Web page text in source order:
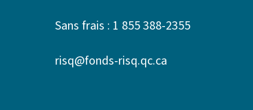
Sans frais : 1 855 388-2355
risq@fonds-risq.qc.ca